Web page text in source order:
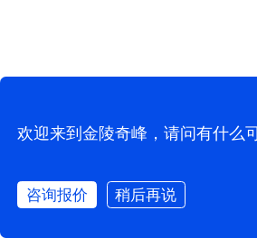
欢迎来到金陵奇峰，请问有什么
咨询报价 稍后再说